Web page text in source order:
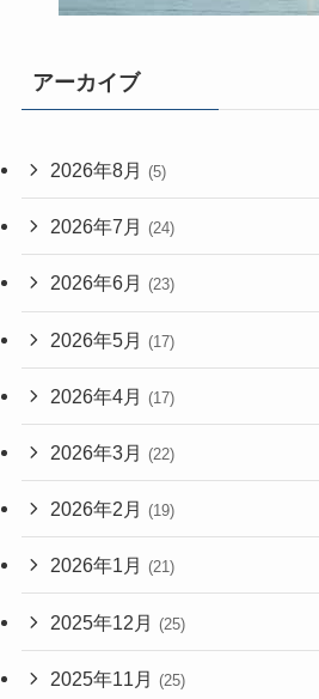
アーカイブ
2026年8月 (5)
2026年7月 (24)
2026年6月 (23)
2026年5月 (17)
2026年4月 (17)
2026年3月 (22)
2026年2月 (19)
2026年1月 (21)
2025年12月 (25)
2025年11月 (25)